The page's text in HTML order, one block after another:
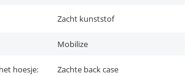
Zacht kunststof
Mobilize
hoesje: Zachte back case